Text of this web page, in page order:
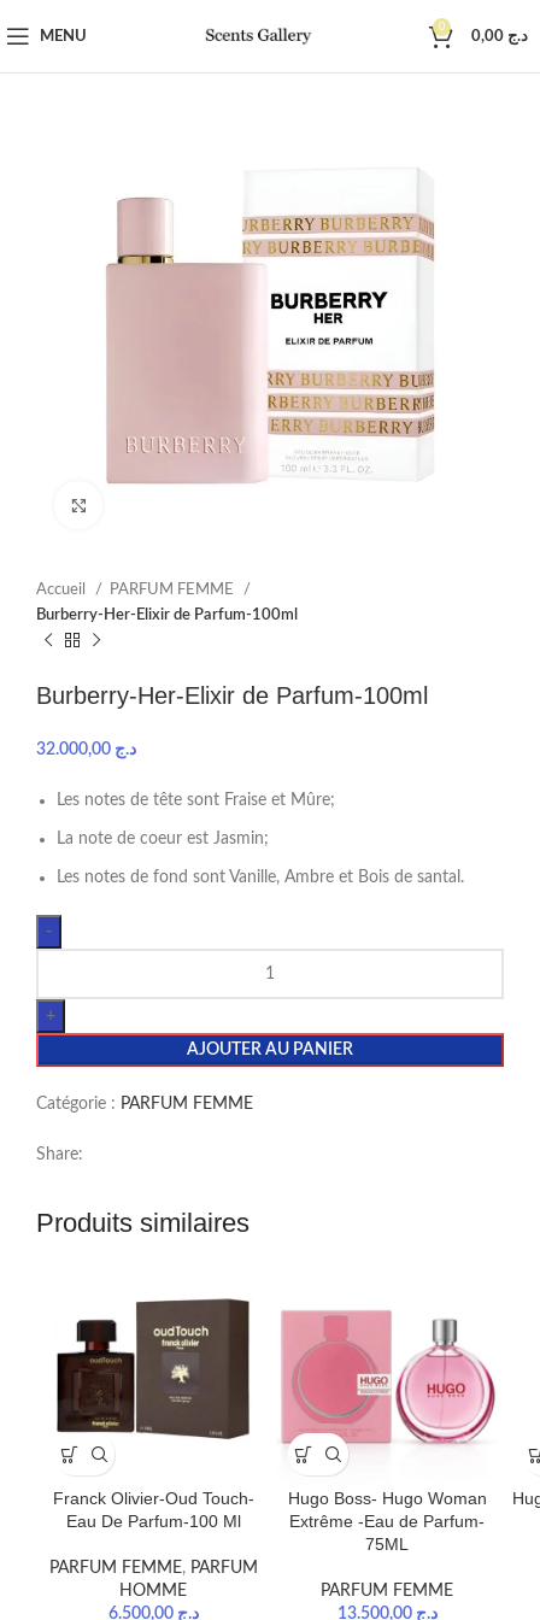
MENU
0
د.ج
Accueil
PARFUM FEMME
Burberry-Her-Elixir de Parfum-100ml
Burberry-Her-Elixir de Parfum-100ml
د.ج
Les notes de tête sont Fraise et Mûre;
La note de coeur est Jasmin;
Les notes de fond sont Vanille, Ambre et Bois de santal.
AJOUTER AU PANIER
Catégorie : PARFUM FEMME
Share:
Produits similaires
Franck Olivier-Oud Touch-
Eau De Parfum-100 Ml
PARFUM FEMME, PARFUM
HOMME
د.ج 6.500,00
Hugo Boss- Hugo Woman
Extrême -Eau de Parfum-
75ML
PARFUM FEMME
د.ج 13.500,00